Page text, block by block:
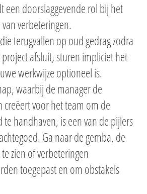
een doorslaggevende rol bij het
verbeteringen.
terugvallen op oud gedrag zodra
afsluit, sturen impliciet het
werkwijze optioneel is.
waarbij de manager de
voor het team om de
handhaven, is een van de pijlers
Ga naar de gemba, de
zien of verbeteringen
toegepast en om obstakels